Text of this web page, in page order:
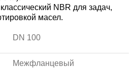
NBR для задач,
масел.
DN 100
Межфланцевый